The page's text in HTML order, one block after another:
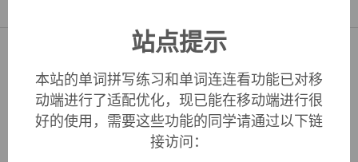
Copyright © QuWord.com All Rights Reserved.
词根大全|联系站长
蜀ICP备19033398号-1
站点提示
本站的单词拼写练习和单词连连看功能已对移
动端进行了适配优化，现已能在移动端进行很
好的使用，需要这些功能的同学请通过以下链
接访问：